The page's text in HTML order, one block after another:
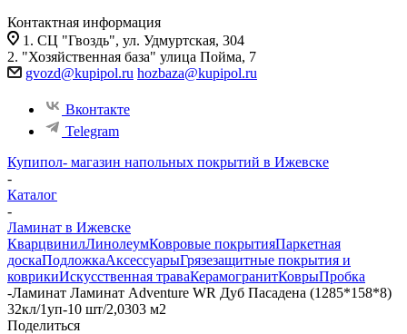
Контактная информация
1. СЦ "Гвоздь", ул. Удмуртская, 304
2. "Хозяйственная база" улица Пойма, 7
gvozd@kupipol.ru hozbaza@kupipol.ru
Вконтакте
Telegram
Купипол- магазин напольных покрытий в Ижевске
-
Каталог
-
Ламинат в Ижевске
КварцвинилЛинолеумКовровые покрытияПаркетная
доскаПодложкаАксессуарыГрязезащитные покрытия и
коврикиИскусственная траваКерамогранитКоврыПробка
-Ламинат Ламинат Adventure WR Дуб Пасадена (1285*158*8)
32кл/1уп-10 шт/2,0303 м2
Поделиться